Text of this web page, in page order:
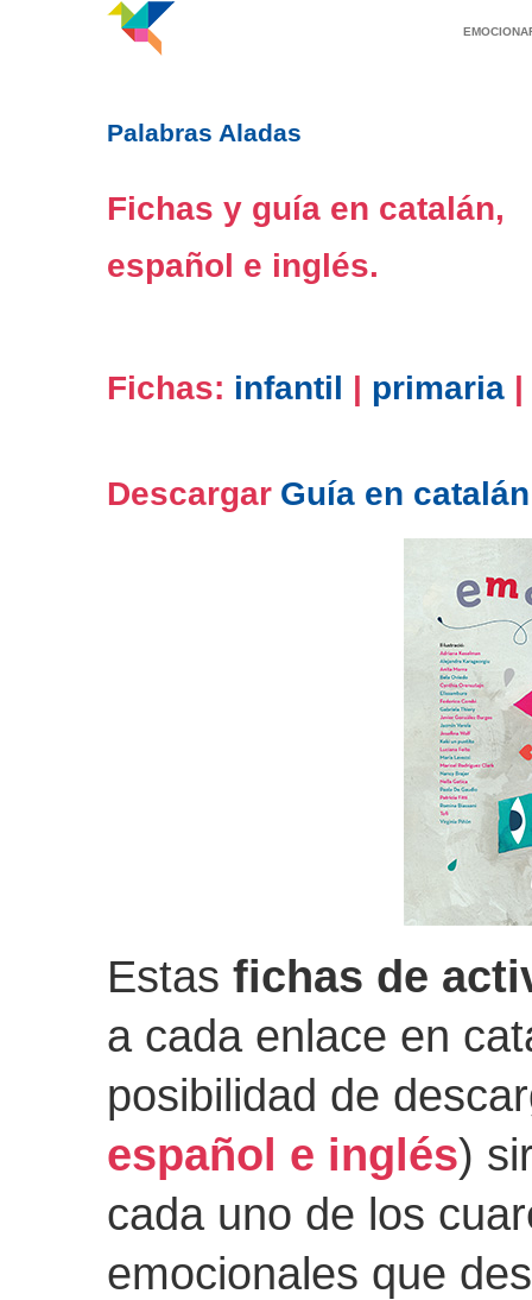
Palabras Aladas
Fichas y guía en catalán,
español e inglés.
Fichas: infantil | primaria |
Descargar Guía en catalán
Estas fichas de
a cada enlace en
posibilidad de
español e inglés)
cada uno de los
emocionales que